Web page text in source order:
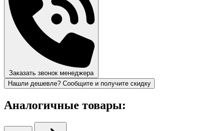
Заказать звонок менеджера
Нашли дешевле? Сообщите и получите скидку
Аналогичные товары: